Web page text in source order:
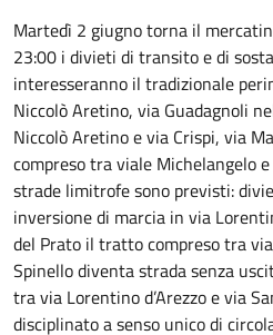
Martedì 2 giugno torna il
23:00 i divieti di transito e di
interesseranno il tradizionale
Niccolò Aretino, via Guadagnoli
Niccolò Aretino e via Crispi, via
compreso tra viale Michelangelo
strade limitrofe sono previsti:
inversione di marcia in via
del Prato il tratto compreso tra
Spinello diventa strada senza
tra via Lorentino d’Arezzo e via
disciplinato a senso unico di